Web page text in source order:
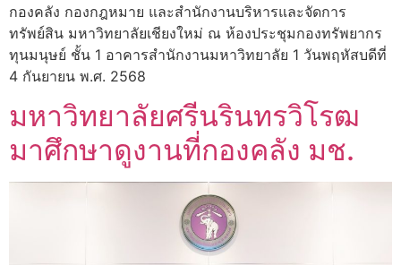
กองคลัง กองกฎหมาย และสำนักงานบริหารและจัดการ
ทรัพย์สิน มหาวิทยาลัยเชียงใหม่ ณ ห้องประชุมกองทรัพยากร
ทุนมนุษย์ ชั้น 1 อาคารสำนักงานมหาวิทยาลัย 1 วันพฤหัสบดีที่
4 กันยายน พ.ศ. 2568
มหาวิทยาลัยศรีนรินทรวิโรฒ
มาศึกษาดูงานที่กองคลัง มช.